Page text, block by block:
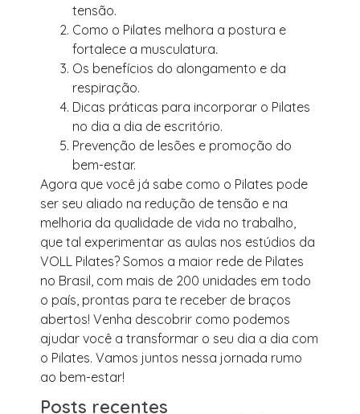
tensão.
Como o Pilates melhora a postura e
fortalece a musculatura.
Os benefícios do alongamento e da
respiração.
Dicas práticas para incorporar o Pilates
no dia a dia de escritório.
Prevenção de lesões e promoção do
bem-estar.
Agora que você já sabe como o Pilates pode
ser seu aliado na redução de tensão e na
melhoria da qualidade de vida no trabalho,
que tal experimentar as aulas nos estúdios da
VOLL Pilates? Somos a maior rede de Pilates
no Brasil, com mais de 200 unidades em todo
o país, prontas para te receber de braços
abertos! Venha descobrir como podemos
ajudar você a transformar o seu dia a dia com
o Pilates. Vamos juntos nessa jornada rumo
ao bem-estar!
Posts recentes